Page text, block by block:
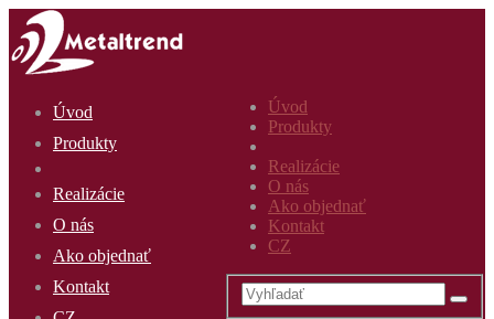
Úvod
Produkty
Realizácie
O nás
Ako objednať
Kontakt
CZ
Úvod
Produkty
Realizácie
O nás
Ako objednať
Kontakt